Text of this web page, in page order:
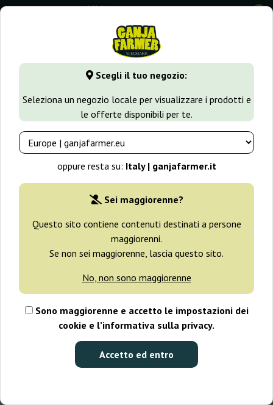
⭐ -40% Varietà a crescita rapida ⭐
⏰ 2 giorni 03:46:05
Scegli il tuo negozio:
Seleziona un negozio locale per visualizzare i prodotti e
le offerte disponibili per te.
oppure resta su: Italy | ganjafarmer.it
Sei maggiorenne?
Questo sito contiene contenuti destinati a persone
maggiorenni.
Se non sei maggiorenne, lascia questo sito.
No, non sono maggiorenne
Sono maggiorenne e accetto le impostazioni dei
cookie e l’informativa sulla privacy.
Accetto ed entro
0
GanjaFarmer.it Varietà di Cannabis Lemon Haze Super
Super Auto Lemon Haze Original
Sensible Seeds